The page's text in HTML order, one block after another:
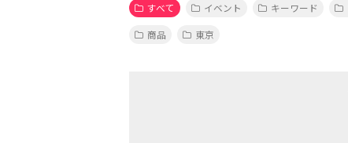
すべて イベント キーワード
商品
東京